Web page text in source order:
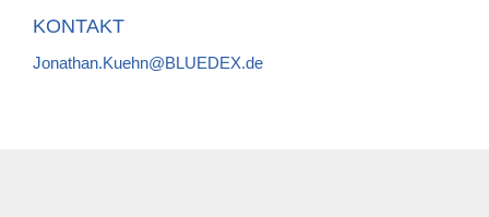
KONTAKT
Jonathan.Kuehn@BLUEDEX.de